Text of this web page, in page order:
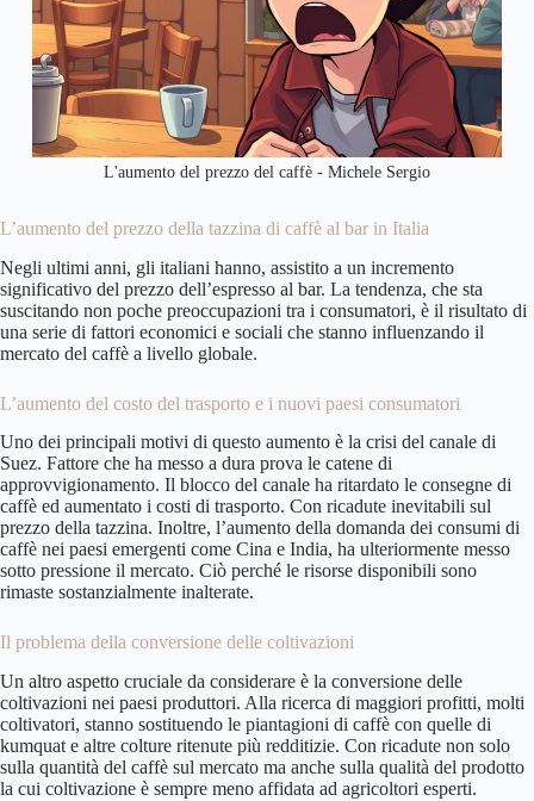
L'aumento del prezzo del caffè - Michele Sergio
L’aumento del prezzo della tazzina di caffè al bar in Italia
Negli ultimi anni, gli italiani hanno, assistito a un incremento
significativo del prezzo dell’espresso al bar. La tendenza, che sta
suscitando non poche preoccupazioni tra i consumatori, è il risultato di
una serie di fattori economici e sociali che stanno influenzando il
mercato del caffè a livello globale.
L’aumento del costo del trasporto e i nuovi paesi consumatori
Uno dei principali motivi di questo aumento è la crisi del canale di
Suez. Fattore che ha messo a dura prova le catene di
approvvigionamento. Il blocco del canale ha ritardato le consegne di
caffè ed aumentato i costi di trasporto. Con ricadute inevitabili sul
prezzo della tazzina. Inoltre, l’aumento della domanda dei consumi di
caffè nei paesi emergenti come Cina e India, ha ulteriormente messo
sotto pressione il mercato. Ciò perché le risorse disponibili sono
rimaste sostanzialmente inalterate.
Il problema della conversione delle coltivazioni
Un altro aspetto cruciale da considerare è la conversione delle
coltivazioni nei paesi produttori. Alla ricerca di maggiori profitti, molti
coltivatori, stanno sostituendo le piantagioni di caffè con quelle di
kumquat e altre colture ritenute più redditizie. Con ricadute non solo
sulla quantità del caffè sul mercato ma anche sulla qualità del prodotto
la cui coltivazione è sempre meno affidata ad agricoltori esperti.